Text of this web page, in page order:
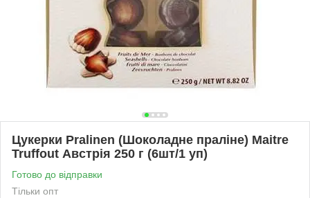
Цукерки Pralinen (Шоколадне праліне) Maitre
Truffout Австрія 250 г (6шт/1 уп)
Готово до відправки
Тільки опт